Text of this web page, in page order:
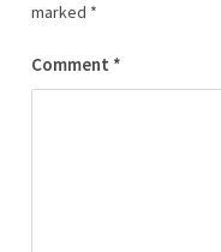
marked *
Comment *